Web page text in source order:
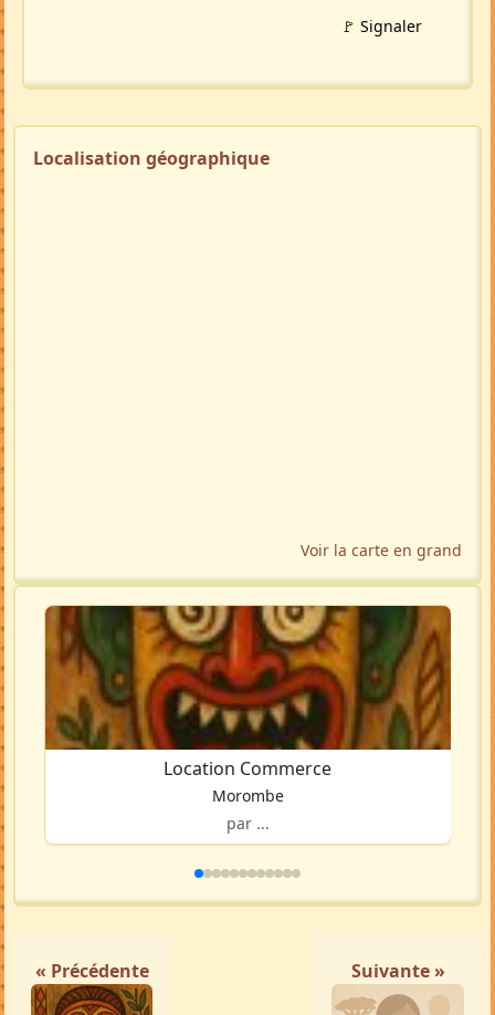
🚩 Signaler
Localisation géographique
Voir la carte en grand
Location Commerce
Morombe
par ...
« Précédente Suivante »